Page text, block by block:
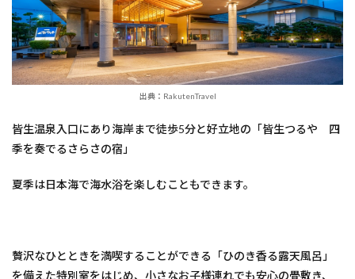
出典：RakutenTravel
皆生温泉入口にあり海岸まで徒歩5分と好立地の「皆生つるや 四
季を奏でるさらさの宿」
夏季は日本海で海水浴を楽しむこともできます。
贅沢なひとときを満喫することができる「ひのき香る露天風呂」
を備えた特別室をはじめ、小さなお子様連れでも安心の畳敷き、